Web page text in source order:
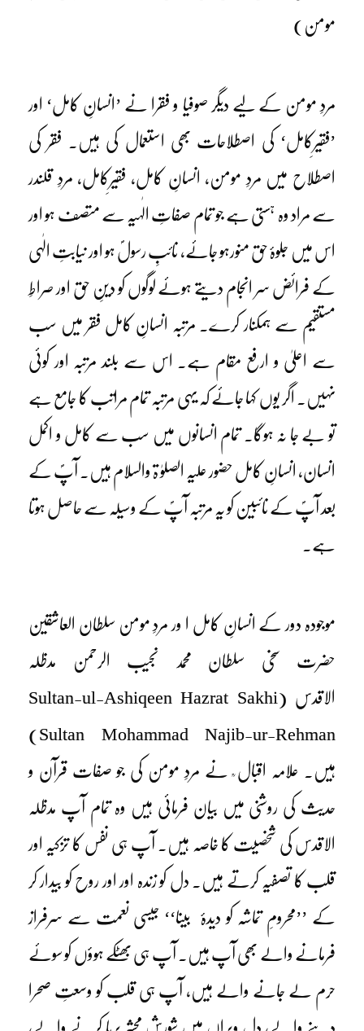
مومن)
مردِ مومن کے لیے دیگر صوفیا و فقرا نے ’انسانِ کامل‘ اور
’فقیرِکامل‘ کی اصطلاحات بھی استعمال کی ہیں۔ فقر کی
اصطلاح میں مردِ مومن، انسانِ کامل، فقیرِکامل، مردِ قلندر
سے مراد وہ ہستی ہے جو تمام صفاتِ الٰہیہ سے متصف ہو اور
اس میں جلوۂ حق منورہو جائے، نائبِ رسولؐ ہو اور نیابتِ الٰہی
کے فرائض سر انجام دیتے ہوئے لوگوں کو دینِ حق اور صراطِ
مستقیم سے ہمکنار کرے۔ مرتبہ انسانِ کامل فقر میں سب
سے اعلیٰ و ارفع مقام ہے۔ اس سے بلند مرتبہ اور کوئی
نہیں۔ اگر یوں کہا جائے کہ یہی مرتبہ تمام مراتب کا جامع ہے
تو بے جا نہ ہوگا۔ تمام انسانوں میں سب سے کامل و اکمل
انسان، انسانِ کامل حضور علیہ الصلوٰ ۃ والسلام ہیں۔ آپؐ کے
بعد آپؐ کے نائبین کو یہ مرتبہ آپؐ کے وسیلہ سے حاصل ہوتا
ہے۔
موجودہ دور کے انسانِ کامل ا ور مردِ مومن سلطان العاشقین
حضرت سخی سلطان محمد نجیب الرحمن مدظلہ
الاقدس (Sultan-ul-Ashiqeen Hazrat Sakhi
Sultan Mohammad Najib-ur-Rehman)
ہیں۔ علامہ اقبال ؒ نے مردِ مومن کی جو صفات قرآن و
حدیث کی روشنی میں بیان فرمائی ہیں وہ تمام آپ مدظلہ
الاقدس کی شخصیت کا خاصہ ہیں۔ آپ ہی نفس کا تزکیہ اور
قلب کا تصفیہ کرتے ہیں۔ دل کو زندہ اور اور روح کو بیدار کر
کے ’’محرومِ تماشہ کو دیدۂ بینا‘‘ جیسی نعمت سے سرفراز
فرمانے والے بھی آپ ہیں۔ آپ ہی بھٹکے ہوؤں کو سوئے
حرم لے جانے والے ہیں، آپ ہی قلب کو وسعتِ صحرا
دینے والے، دلِ ویراں میں شورشِ محشر برپا کرنے والے،